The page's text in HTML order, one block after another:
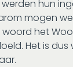
hun
mogen
het
Het is